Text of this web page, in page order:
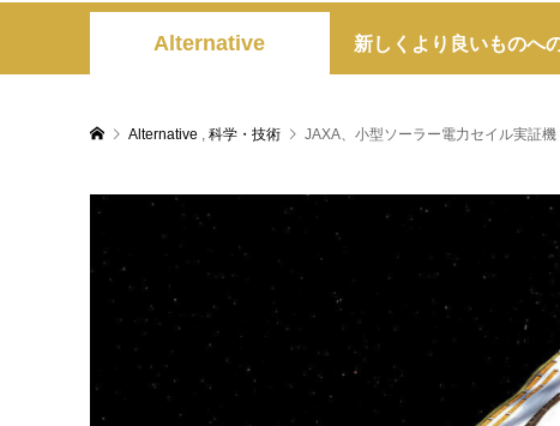
Alternative 新しくより良いものへ
Alternative , 科学・技術 JAXA、小型ソーラー電力セイル実証